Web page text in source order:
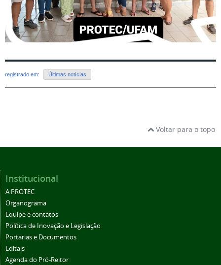
registrado em: Últimas notícias
Voltar para o topo
Institucional
A PROTEC
Organograma
Equipe e contatos
Política de Inovação e Legislação
Portarias e Documentos
Editais
Agenda do Pró-Reitor